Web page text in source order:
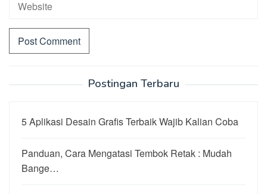
Postingan Terbaru
5 Aplikasi Desain Grafis Terbaik Wajib Kalian Coba
Panduan, Cara Mengatasi Tembok Retak : Mudah
Bange…